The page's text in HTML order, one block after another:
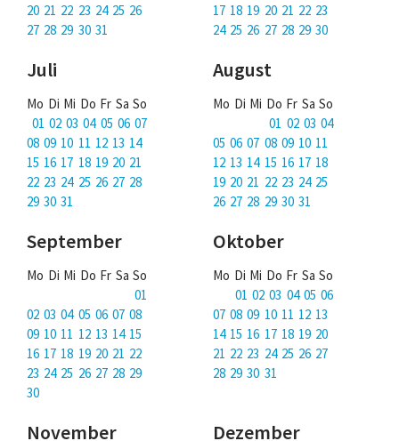
20 21 22 23 24 25 26
27 28 29 30 31
17 18 19 20 21 22 23
24 25 26 27 28 29 30
Juli
Mo Di Mi Do Fr Sa So
01 02 03 04 05 06 07
08 09 10 11 12 13 14
15 16 17 18 19 20 21
22 23 24 25 26 27 28
29 30 31
August
Mo Di Mi Do Fr Sa So
01 02 03 04
05 06 07 08 09 10 11
12 13 14 15 16 17 18
19 20 21 22 23 24 25
26 27 28 29 30 31
September
Mo Di Mi Do Fr Sa So
01
02 03 04 05 06 07 08
09 10 11 12 13 14 15
16 17 18 19 20 21 22
23 24 25 26 27 28 29
30
Oktober
Mo Di Mi Do Fr Sa So
01 02 03 04 05 06
07 08 09 10 11 12 13
14 15 16 17 18 19 20
21 22 23 24 25 26 27
28 29 30 31
November Dezember